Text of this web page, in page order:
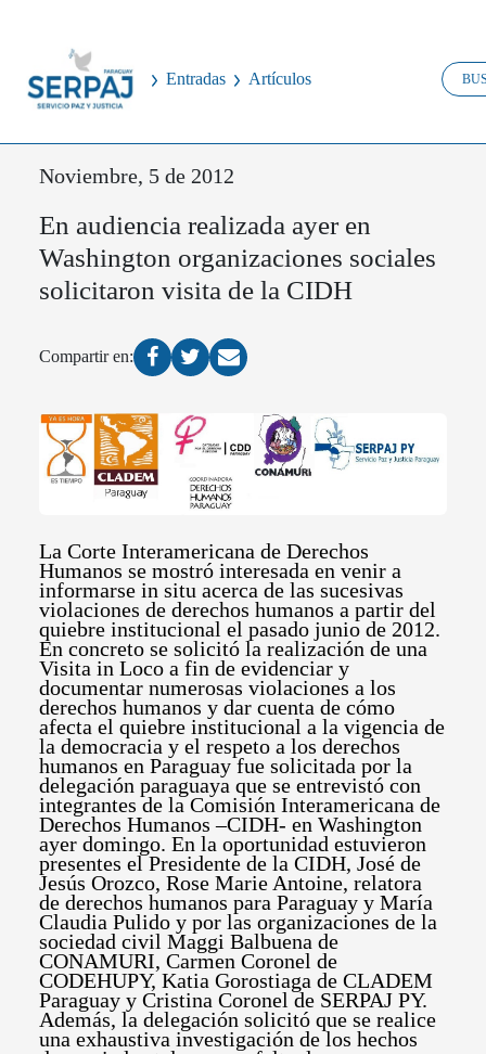
Entradas Artículos
Noviembre, 5 de 2012
En audiencia realizada ayer en
Washington organizaciones sociales
solicitaron visita de la CIDH
Compartir en:
La Corte Interamericana de Derechos
Humanos se mostró interesada en venir a
informarse in situ acerca de las sucesivas
violaciones de derechos humanos a partir del
quiebre institucional el pasado junio de 2012.
En concreto se solicitó la realización de una
Visita in Loco a fin de evidenciar y
documentar numerosas violaciones a los
derechos humanos y dar cuenta de cómo
afecta el quiebre institucional a la vigencia de
la democracia y el respeto a los derechos
humanos en Paraguay fue solicitada por la
delegación paraguaya que se entrevistó con
integrantes de la Comisión Interamericana de
Derechos Humanos –CIDH- en Washington
ayer domingo. En la oportunidad estuvieron
presentes el Presidente de la CIDH, José de
Jesús Orozco, Rose Marie Antoine, relatora
de derechos humanos para Paraguay y María
Claudia Pulido y por las organizaciones de la
sociedad civil Maggi Balbuena de
CONAMURI, Carmen Coronel de
CODEHUPY, Katia Gorostiaga de CLADEM
Paraguay y Cristina Coronel de SERPAJ PY.
Además, la delegación solicitó que se realice
una exhaustiva investigación de los hechos